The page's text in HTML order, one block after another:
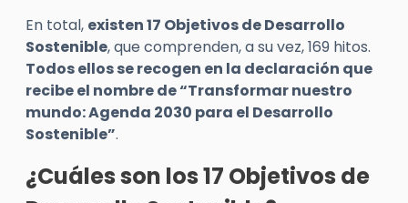
En total, existen 17 Objetivos de Desarrollo
Sostenible, que comprenden, a su vez, 169 hitos.
Todos ellos se recogen en la declaración que
recibe el nombre de “Transformar nuestro
mundo: Agenda 2030 para el Desarrollo
Sostenible”.
¿Cuáles son los 17 Objetivos de